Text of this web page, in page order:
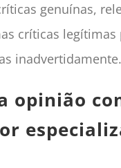
genuínas,
críticas legítimas
inadvertidamente.
opinião